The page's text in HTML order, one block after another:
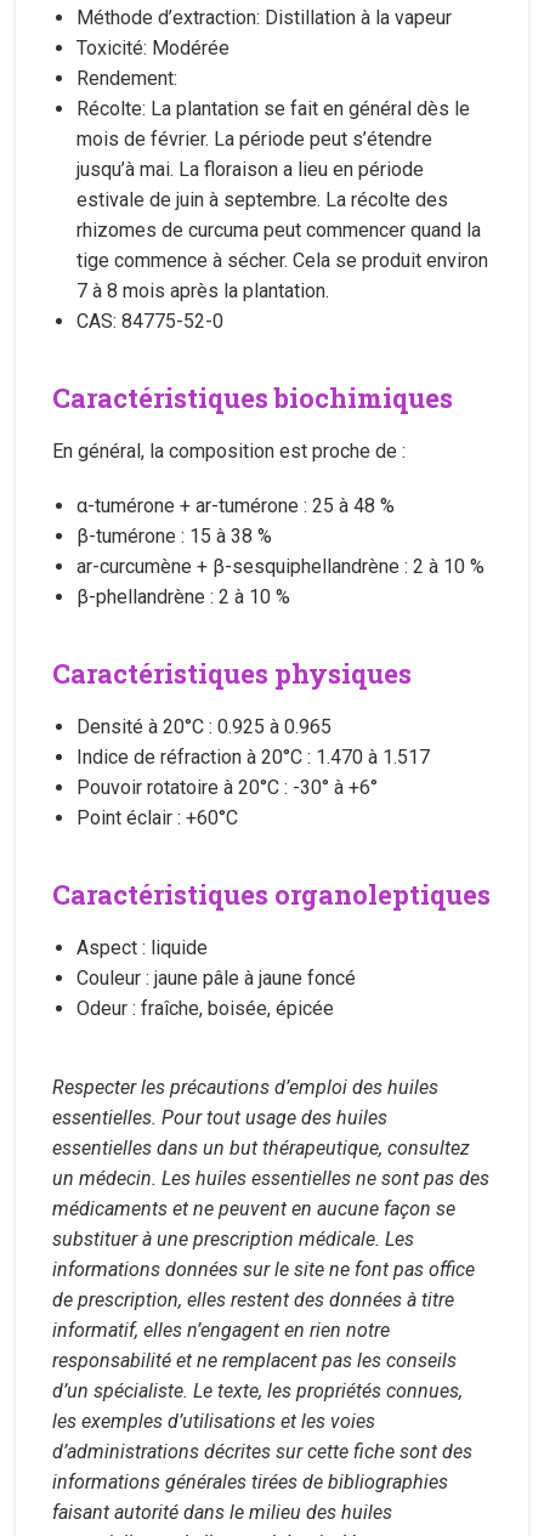
Méthode d’extraction: Distillation à la vapeur
Toxicité: Modérée
Rendement:
Récolte: La plantation se fait en général dès le
mois de février. La période peut s’étendre
jusqu’à mai. La floraison a lieu en période
estivale de juin à septembre. La récolte des
rhizomes de curcuma peut commencer quand la
tige commence à sécher. Cela se produit environ
7 à 8 mois après la plantation.
CAS: 84775-52-0
Caractéristiques biochimiques
En général, la composition est proche de :
α-tumérone + ar-tumérone : 25 à 48 %
β-tumérone : 15 à 38 %
ar-curcumène + β-sesquiphellandrène : 2 à 10 %
β-phellandrène : 2 à 10 %
Caractéristiques physiques
Densité à 20°C : 0.925 à 0.965
Indice de réfraction à 20°C : 1.470 à 1.517
Pouvoir rotatoire à 20°C : -30° à +6°
Point éclair : +60°C
Caractéristiques organoleptiques
Aspect : liquide
Couleur : jaune pâle à jaune foncé
Odeur : fraîche, boisée, épicée
Respecter les précautions d’emploi des huiles
essentielles. Pour tout usage des huiles
essentielles dans un but thérapeutique, consultez
un médecin. Les huiles essentielles ne sont pas des
médicaments et ne peuvent en aucune façon se
substituer à une prescription médicale. Les
informations données sur le site ne font pas office
de prescription, elles restent des données à titre
informatif, elles n’engagent en rien notre
responsabilité et ne remplacent pas les conseils
d’un spécialiste. Le texte, les propriétés connues,
les exemples d’utilisations et les voies
d’administrations décrites sur cette fiche sont des
informations générales tirées de bibliographies
faisant autorité dans le milieu des huiles